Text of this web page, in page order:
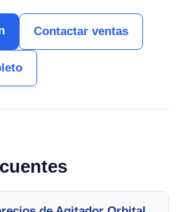
Contactar ventas